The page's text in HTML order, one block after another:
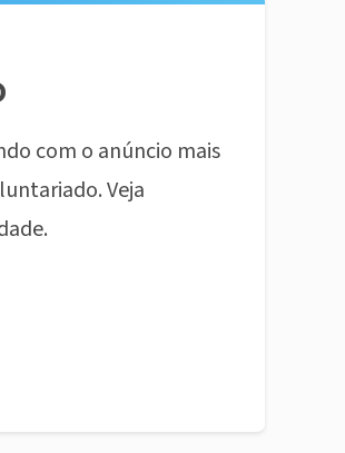
com o anúncio mais
Veja